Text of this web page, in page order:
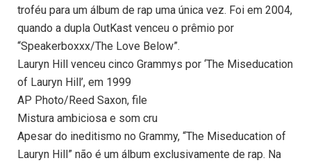
troféu para um álbum de rap uma única vez. Foi em 2004,
quando a dupla OutKast venceu o prêmio por
“Speakerboxxx/The Love Below”.
Lauryn Hill venceu cinco Grammys por ‘The Miseducation
of Lauryn Hill’, em 1999
AP Photo/Reed Saxon, file
Mistura ambiciosa e som cru
Apesar do ineditismo no Grammy, “The Miseducation of
Lauryn Hill” não é um álbum exclusivamente de rap. Na